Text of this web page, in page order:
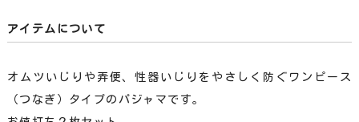
アイテムについて
オムツいじりや弄便、性器いじりをやさしく防ぐワンピース
（つなぎ）タイプのパジャマです。